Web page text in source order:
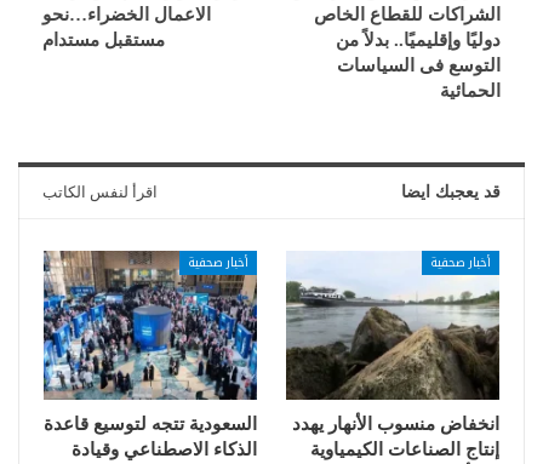
الشراكات للقطاع الخاص
دوليًا وإقليميًا.. بدلاً من
التوسع فى السياسات
الحمائية
الاعمال الخضراء…نحو
مستقبل مستدام
قد يعجبك ايضا اقرأ لنفس الكاتب
أخبار صحفية
انخفاض منسوب الأنهار يهدد
إنتاج الصناعات الكيمياوية
أخبار صحفية
السعودية تتجه لتوسيع قاعدة
الذكاء الاصطناعي وقيادة